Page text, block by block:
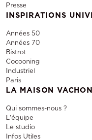
participent à la
inoubliables et
Presse
INSPIRATIONS
Années 50
Années 70
Bistrot
Cocooning
Industriel
Paris
LA MAISON VACHON
Qui sommes-nous ?
L'équipe
Le studio
Infos Utiles